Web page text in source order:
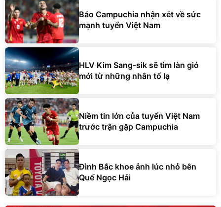
Báo Campuchia nhận xét về sức
mạnh tuyển Việt Nam
HLV Kim Sang-sik sẽ tìm làn gió
mới từ những nhân tố lạ
Niềm tin lớn của tuyển Việt Nam
trước trận gặp Campuchia
Đình Bắc khoe ảnh lúc nhỏ bên
Quế Ngọc Hải